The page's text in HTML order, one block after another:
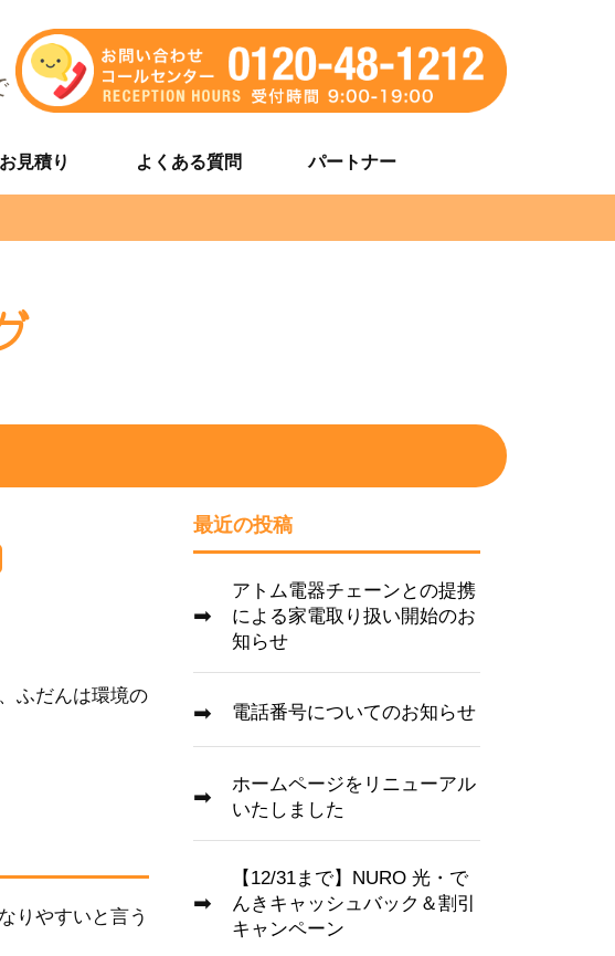
お見積り よくある質問 パートナー
ふだんは環境の
りやすいと言う
最近の投稿
アトム電器チェーンとの提携
による家電取り扱い開始のお
知らせ
電話番号についてのお知らせ
ホームページをリニューアル
いたしました
【12/31まで】NURO 光・で
んきキャッシュバック＆割引
キャンペーン